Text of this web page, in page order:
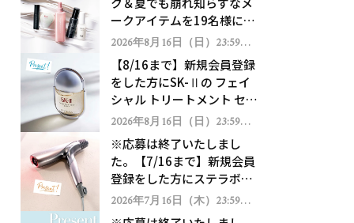
ークアイテムを19名様にプ
レゼント！
2026年8月16日（日）23:59ま
で【8/16まで】新規会員登録
をした方にSK-Ⅱの フェイ
シャル トリートメント セラ
ムをプレゼント！
2026年8月16日（日）23:59ま
※応募は終了いたしまし
た。【7/16まで】新規会員
登録をした方にステラボー
テのシャインリバース ヘア
2026年7月16日（木）23:59ま